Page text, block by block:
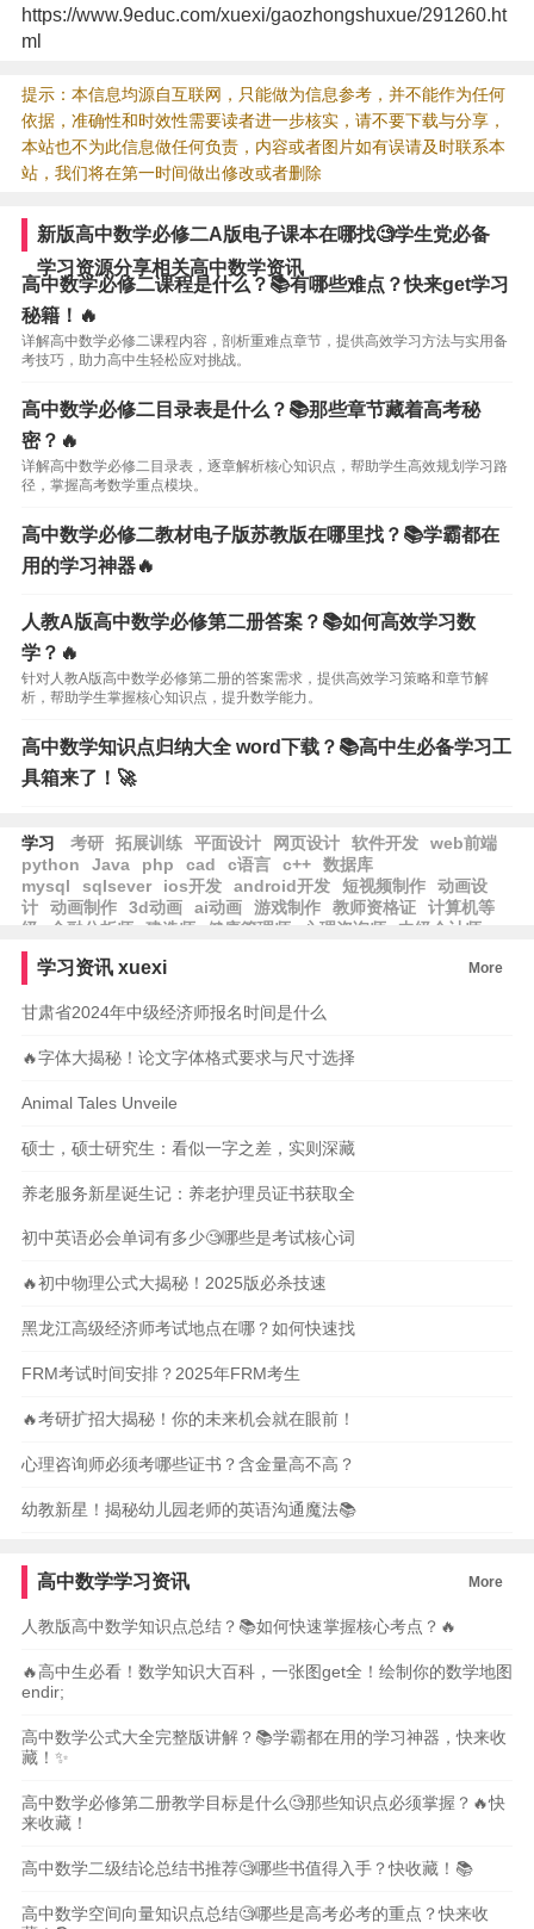
https://www.9educ.com/xuexi/gaozhongshuxue/291260.ht
ml
提示：本信息均源自互联网，只能做为信息参考，并不能作为任何
依据，准确性和时效性需要读者进一步核实，请不要下载与分享，
本站也不为此信息做任何负责，内容或者图片如有误请及时联系本
站，我们将在第一时间做出修改或者删除
新版高中数学必修二A版电子课本在哪找🧐学生党必备
学习资源分享相关高中数学资讯
高中数学必修二课程是什么？📚有哪些难点？快来get学习
秘籍！🔥
详解高中数学必修二课程内容，剖析重难点章节，提供高效学习方法与实用备
考技巧，助力高中生轻松应对挑战。
高中数学必修二目录表是什么？📚那些章节藏着高考秘
密？🔥
详解高中数学必修二目录表，逐章解析核心知识点，帮助学生高效规划学习路
径，掌握高考数学重点模块。
高中数学必修二教材电子版苏教版在哪里找？📚学霸都在
用的学习神器🔥
人教A版高中数学必修第二册答案？📚如何高效学习数
学？🔥
针对人教A版高中数学必修第二册的答案需求，提供高效学习策略和章节解
析，帮助学生掌握核心知识点，提升数学能力。
高中数学知识点归纳大全 word下载？📚高中生必备学习工
具箱来了！🚀
学习 考研 拓展训练 平面设计 网页设计 软件开发
web前端
python
Java php cad c语言 c++
数据库
mysql
sqlsever ios开发 android开发 短视频制作
动画设
计
动画制作 3d动画 ai动画 游戏制作 教师资格证
计算机等
级
金融分析师 建造师 健康管理师 心理咨询师 中级会计师
学习资讯 xuexi More
甘肃省2024年中级经济师报名时间是什么
🔥字体大揭秘！论文字体格式要求与尺寸选择
Animal Tales Unveile
硕士，硕士研究生：看似一字之差，实则深藏
养老服务新星诞生记：养老护理员证书获取全
初中英语必会单词有多少🧐哪些是考试核心词
🔥初中物理公式大揭秘！2025版必杀技速
黑龙江高级经济师考试地点在哪？如何快速找
FRM考试时间安排？2025年FRM考生
🔥考研扩招大揭秘！你的未来机会就在眼前！
心理咨询师必须考哪些证书？含金量高不高？
幼教新星！揭秘幼儿园老师的英语沟通魔法📚
高中数学学习资讯 More
人教版高中数学知识点总结？📚如何快速掌握核心考点？🔥
🔥高中生必看！数学知识大百科，一张图get全！绘制你的数学地图
endir;
高中数学公式大全完整版讲解？📚学霸都在用的学习神器，快来收
藏！✨
高中数学必修第二册教学目标是什么🧐那些知识点必须掌握？🔥快
来收藏！
高中数学二级结论总结书推荐🧐哪些书值得入手？快收藏！📚
高中数学空间向量知识点总结🧐哪些是高考必考的重点？快来收